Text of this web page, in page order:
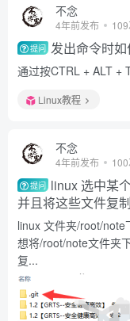
不念
4年前发布
提问 发出命令时如
通过按CTRL + ALT +
Linux教程
不念
4年前发布
提问 linux 选中某
并且将这些文件复
linux 文件夹/root/note
想将/root/note文件夹
复...